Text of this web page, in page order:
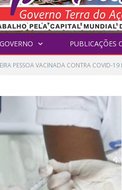
PUBLICAÇÕES
PESSOA VACINADA CONTRA COVID-19